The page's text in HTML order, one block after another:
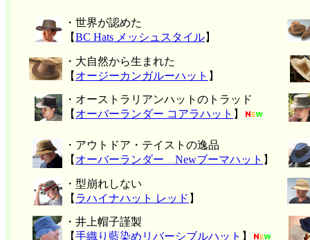
・世界が認めた
【BC Hats メッシュスタイル】
・大自然から生まれた
【 オージーカンガルーハット 】
・オーストラリアンハットのトラッド
【 オーバーランダー コアラハット 】
・アウトドア・テイストの逸品
【 オーバーランダー Newブーマハット 】
・型崩れしない
【 ラハイナハット レッド 】
・井上帽子謹製
【手織り藍染めリバーシブルハット 】